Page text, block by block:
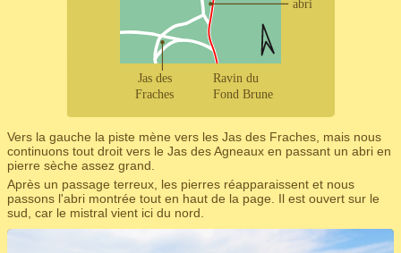
Vers la gauche la piste mène vers les Jas des Fraches, mais nous
continuons tout droit vers le Jas des Agneaux en passant un abri en
pierre sèche assez grand.
Après un passage terreux, les pierres réapparaissent et nous
passons l'abri montrée tout en haut de la page. Il est ouvert sur le
sud, car le mistral vient ici du nord.